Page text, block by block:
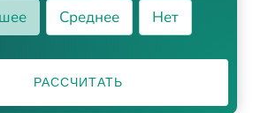
Среднее Нет
РАССЧИТАТЬ